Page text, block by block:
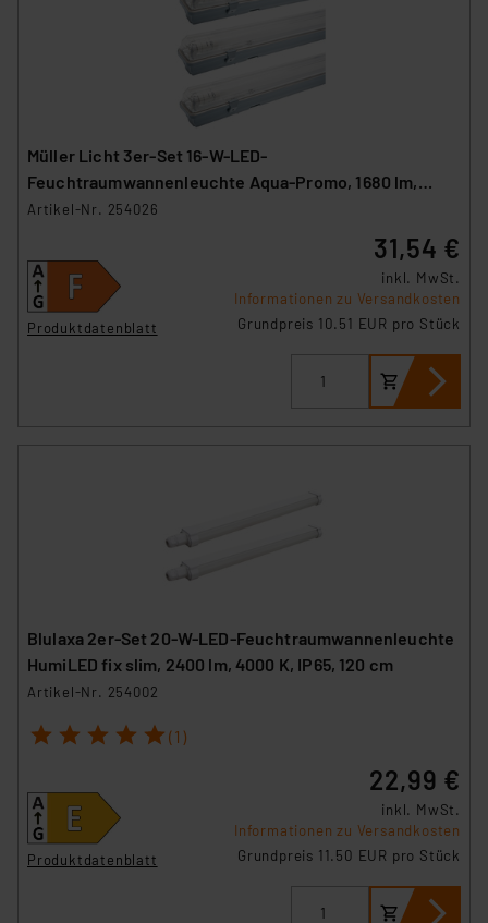
Müller Licht 3er-Set 16-W-LED-
Feuchtraumwannenleuchte Aqua-Promo, 1680 lm,
4000 K, IP65, 120 cm
Artikel-Nr. 254026
Produktdatenblatt
31,54 €
inkl. MwSt.
Informationen zu Versandkosten
Grundpreis 10.51 EUR pro Stück
Blulaxa 2er-Set 20-W-LED-Feuchtraumwannenleuchte
HumiLED fix slim, 2400 lm, 4000 K, IP65, 120 cm
Artikel-Nr. 254002
1 2 3 4 5 (1)
Produktdatenblatt
22,99 €
inkl. MwSt.
Informationen zu Versandkosten
Grundpreis 11.50 EUR pro Stück